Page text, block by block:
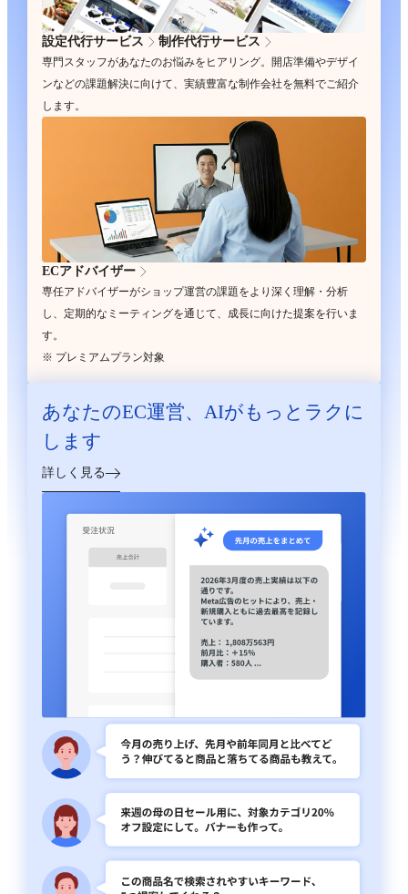
設定代行サービス 制作代行サービス
専門スタッフがあなたのお悩みをヒアリング。開店準備やデザイ
ンなどの課題解決に向けて、実績豊富な制作会社を無料でご紹介
します。
ECアドバイザー
専任アドバイザーがショップ運営の課題をより深く理解・分析
し、定期的なミーティングを通じて、成長に向けた提案を行いま
す。
※ プレミアムプラン対象
あなたのEC運営、 AIがもっとラクに
します
詳しく見る